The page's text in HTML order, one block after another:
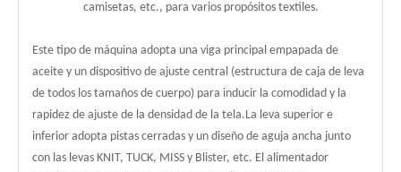
camisetas, etc., para varios propósitos textiles.
Este tipo de máquina adopta una viga principal empapada de
aceite y un dispositivo de ajuste central (estructura de caja de leva
de todos los tamaños de cuerpo) para inducir la comodidad y la
rapidez de ajuste de la densidad de la tela.La leva superior e
inferior adopta pistas cerradas y un diseño de aguja ancha junto
con las levas KNIT, TUCK, MISS y Blister, etc. El alimentador